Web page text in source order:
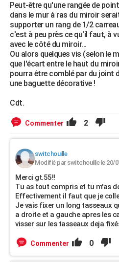
Peut-être qu'une rangée de
dans le mur à ras du miroir
supporter un rang de 1/2
c'est à peu près ce qu'il faut, à
avec le côté du miroir...
Ou alors quelques vis (selon le
que l'écart entre le haut du
pourra être comblé par du joint
une baguette décorative !
Cdt.
Commenter 2
switchouille
Modifié par switchouille le 20/
Merci gt.55!!
Tu as tout compris et tu m'as
Effectivement il faut que je
Je vais fixer un long tasseaux
a droite et a gauche apres les
visser sur les tasseaux deja
Commenter 0